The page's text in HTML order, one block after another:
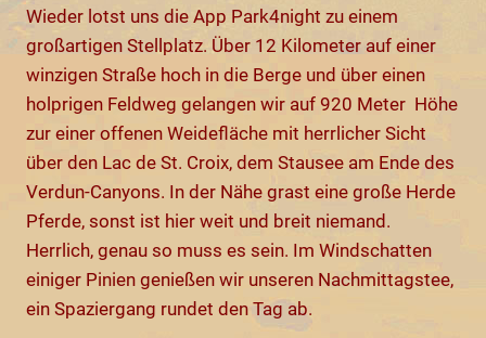
Wieder lotst uns die App Park4night zu einem
großartigen Stellplatz. Über 12 Kilometer auf einer
winzigen Straße hoch in die Berge und über einen
holprigen Feldweg gelangen wir auf 920 Meter Höhe
zur einer offenen Weidefläche mit herrlicher Sicht
über den Lac de St. Croix, dem Stausee am Ende des
Verdun-Canyons. In der Nähe grast eine große Herde
Pferde, sonst ist hier weit und breit niemand.
Herrlich, genau so muss es sein. Im Windschatten
einiger Pinien genießen wir unseren Nachmittagstee,
ein Spaziergang rundet den Tag ab.